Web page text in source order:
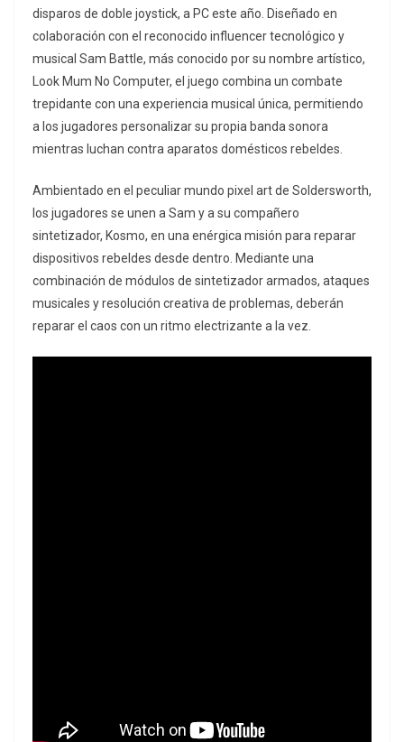
disparos de doble joystick, a PC este año. Diseñado en
colaboración con el reconocido influencer tecnológico y
musical Sam Battle, más conocido por su nombre artístico,
Look Mum No Computer, el juego combina un combate
trepidante con una experiencia musical única, permitiendo
a los jugadores personalizar su propia banda sonora
mientras luchan contra aparatos domésticos rebeldes.
Ambientado en el peculiar mundo pixel art de Soldersworth,
los jugadores se unen a Sam y a su compañero
sintetizador, Kosmo, en una enérgica misión para reparar
dispositivos rebeldes desde dentro. Mediante una
combinación de módulos de sintetizador armados, ataques
musicales y resolución creativa de problemas, deberán
reparar el caos con un ritmo electrizante a la vez.